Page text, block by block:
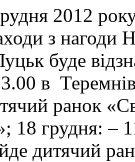
2012
з нагоди
буде
в
ранок
18 грудня: –
дитячий